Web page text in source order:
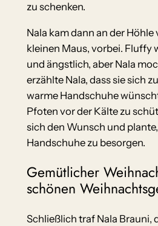
zu schenken.
Nala kam dann an der
kleinen Maus, vorbei. Fluffy
und ängstlich, aber Nala
erzählte Nala, dass sie sich
warme Handschuhe
Pfoten vor der Kälte zu
sich den Wunsch und
Handschuhe zu besorgen.
Gemütlicher
schönen
Schließlich traf Nala Brauni,